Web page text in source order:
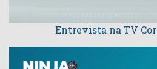
Entrevista na TV